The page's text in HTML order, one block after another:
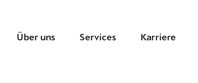
Über uns Services Karriere